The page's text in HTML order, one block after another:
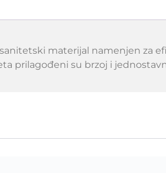
materijal namenjen za
prilagođeni su brzoj i